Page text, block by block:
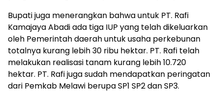
Bupati juga menerangkan bahwa untuk PT. Rafi
Kamajaya Abadi ada tiga IUP yang telah dikeluarkan
oleh Pemerintah daerah untuk usaha perkebunan
totalnya kurang lebih 30 ribu hektar. PT. Rafi telah
melakukan realisasi tanam kurang lebih 10.720
hektar. PT. Rafi juga sudah mendapatkan peringatan
dari Pemkab Melawi berupa SP1 SP2 dan SP3.